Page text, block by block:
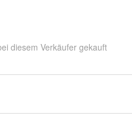
diesem Verkäufer gekauft